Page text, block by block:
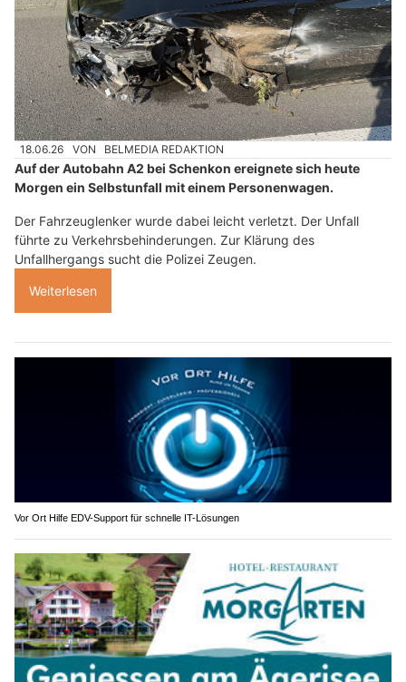
18.06.26 VON BELMEDIA REDAKTION
Auf der Autobahn A2 bei Schenkon ereignete sich heute
Morgen ein Selbstunfall mit einem Personenwagen.
Der Fahrzeuglenker wurde dabei leicht verletzt. Der Unfall
führte zu Verkehrsbehinderungen. Zur Klärung des
Unfallhergangs sucht die Polizei Zeugen.
Weiterlesen
Vor Ort Hilfe EDV-Support für schnelle IT-Lösungen